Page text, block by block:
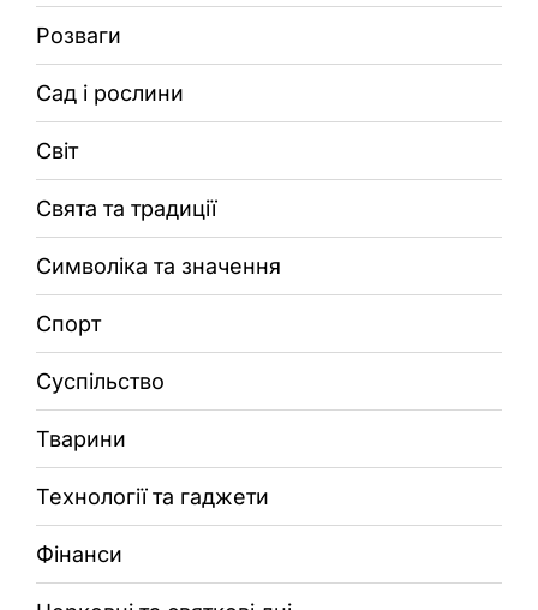
Розваги
Сад і рослини
Світ
Свята та традиції
Символіка та значення
Спорт
Суспільство
Тварини
Технології та гаджети
Фінанси